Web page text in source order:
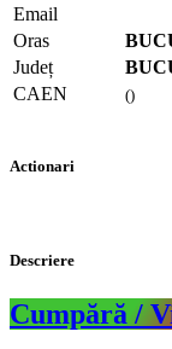
Email
Oras
Județ
CAEN
()
Actionari
Descriere
Cumpără /